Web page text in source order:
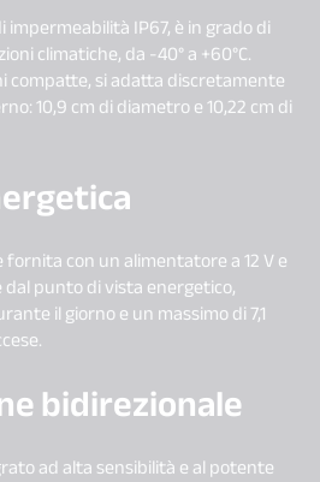
IP67, è in grado di
climatiche, da -40° a +60°C.
compatte, si adatta discretamente
10,9 cm di diametro e 10,22 cm di
con un alimentatore a 12 V e
punto di vista energetico,
il giorno e un massimo di 7,1
bidirezionale
ad alta sensibilità e al potente